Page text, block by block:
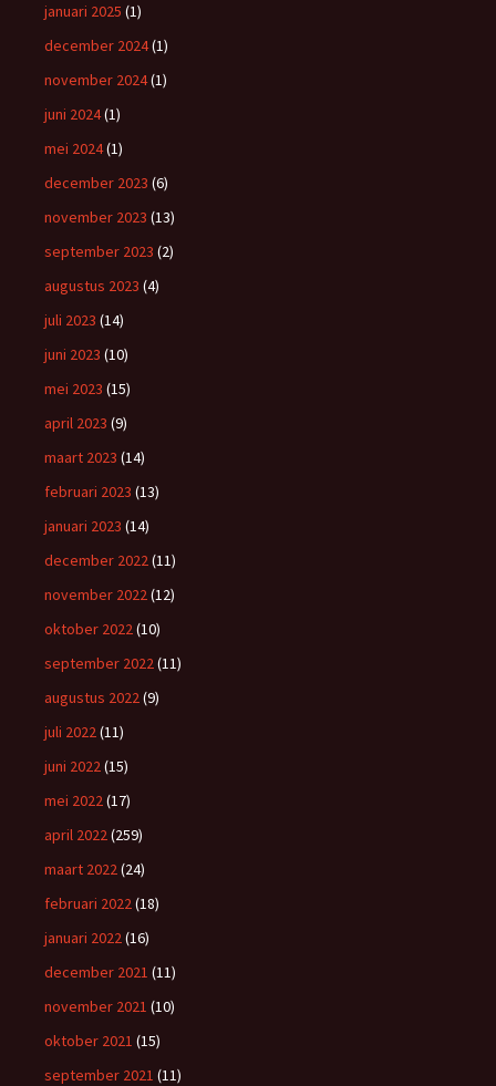
januari 2025 (1)
december 2024(1)
november 2024(1)
juni 2024(1)
mei 2024(1)
december 2023 (6)
november 2023 (13)
september 2023 (2)
augustus 2023 (4)
juli 2023 (14)
juni 2023 (10)
mei 2023 (15)
april 2023 (9)
maart 2023 (14)
februari 2023 (13)
januari 2023 (14)
december 2022(11)
november 2022(12)
oktober 2022(10)
september 2022(11)
augustus 2022(9)
juli 2022(11)
juni 2022(15)
mei 2022(17)
april 2022(259)
maart 2022(24)
februari 2022(18)
januari 2022(16)
december 2021 (11)
november 2021 (10)
oktober 2021 (15)
september 2021 (11)